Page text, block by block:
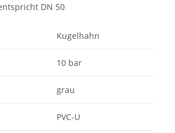
DN 50
Kugelhahn
10 bar
grau
PVC-U